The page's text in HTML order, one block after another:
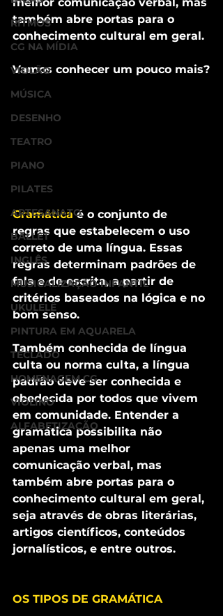
RITMOS
CG NA MÍDIA
VIOLÃO
MÚSICA
DESENHO
TEATRO
PIANO
PILATES
ARTESANATO
BALLET
INGLÊS
MUSICALIZAÇÃO INFANTIL
UKULELÊ
PINTURA EM AQUARELA
TECLADO
HOMENAGEM CG
VIOLINO
ALFABETIZAÇÃO
também abre portas para o
conhecimento cultural em geral.
Vamos conhecer um pouco mais?
Gramática é o conjunto de
regras que estabelecem o uso
correto de uma língua. Essas
regras determinam padrões de
fala e de escrita, a partir de
critérios baseados na lógica e no
bom senso.
Também conhecida de língua
culta ou norma culta, a língua
padrão deve ser conhecida e
obedecida por todos que vivem
em comunidade. Entender a
gramática possibilita não
apenas uma melhor
comunicação verbal, mas
também abre portas para o
conhecimento cultural em geral,
seja através de obras literárias,
artigos científicos, conteúdos
jornalísticos, e entre outros.
OS TIPOS DE GRAMÁTICA